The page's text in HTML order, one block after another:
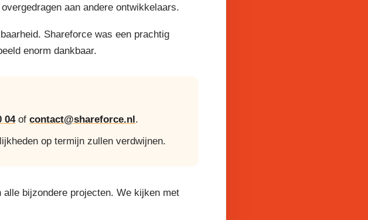
aan andere ontwikkelaars.
Shareforce was een prachtig
enorm dankbaar.
04of contact@shareforce.nl.
op termijn zullen verdwijnen.
bijzondere projecten. We kijken met